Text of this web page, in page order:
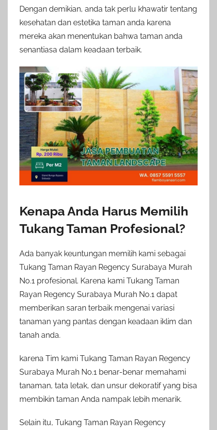
Dengan demikian, anda tak perlu khawatir tentang
kesehatan dan estetika taman anda karena
mereka akan menentukan bahwa taman anda
senantiasa dalam keadaan terbaik.
Kenapa Anda Harus Memilih
Tukang Taman Profesional?
Ada banyak keuntungan memilih kami sebagai
Tukang Taman Rayan Regency Surabaya Murah
No.1 profesional. Karena kami Tukang Taman
Rayan Regency Surabaya Murah No.1 dapat
memberikan saran terbaik mengenai variasi
tanaman yang pantas dengan keadaan iklim dan
tanah anda.
karena Tim kami Tukang Taman Rayan Regency
Surabaya Murah No.1 benar-benar memahami
tanaman, tata letak, dan unsur dekoratif yang bisa
membikin taman Anda nampak lebih menarik.
Selain itu, Tukang Taman Rayan Regency